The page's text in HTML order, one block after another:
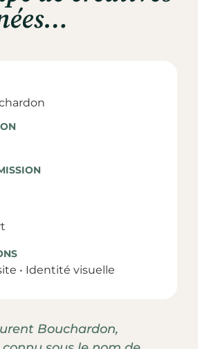
• Identité visuelle
Bouchardon,